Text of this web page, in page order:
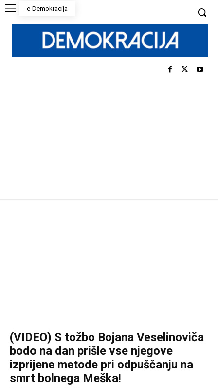
e-Demokracija
(VIDEO) S tožbo Bojana Veselinoviča
bodo na dan prišle vse njegove
izprijene metode pri odpuščanju na
smrt bolnega Meška!